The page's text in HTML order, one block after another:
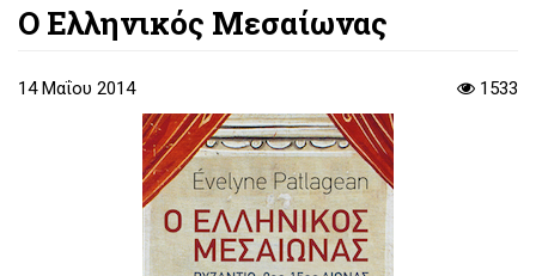
Ο Ελληνικός Μεσαίωνας
14 Μαΐου 2014 1533